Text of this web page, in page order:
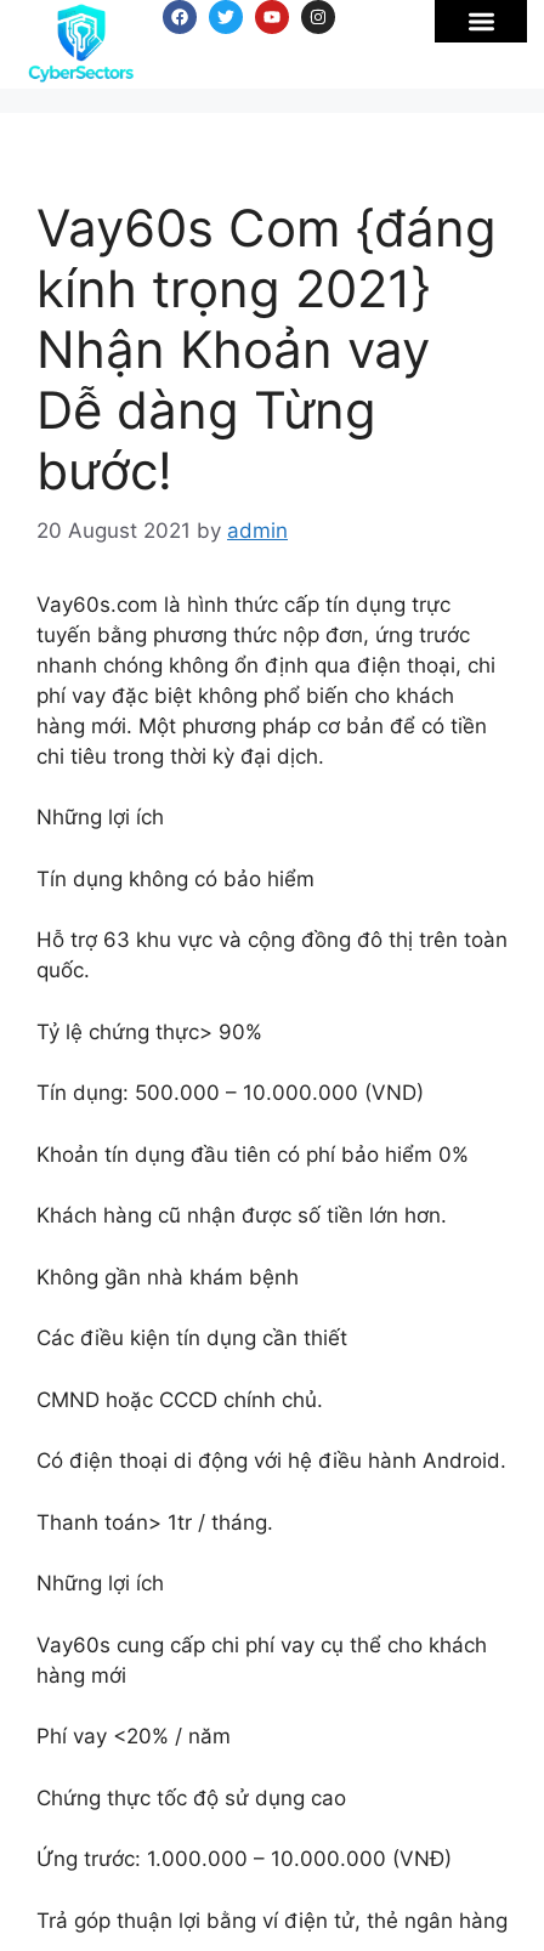
Vay60s Com {đáng
kính trọng 2021}
Nhận Khoản vay
Dễ dàng Từng
bước!
20 August 2021 by admin
Vay60s.com là hình thức cấp tín dụng trực
tuyến bằng phương thức nộp đơn, ứng trước
nhanh chóng không ổn định qua điện thoại, chi
phí vay đặc biệt không phổ biến cho khách
hàng mới. Một phương pháp cơ bản để có tiền
chi tiêu trong thời kỳ đại dịch.
Những lợi ích
Tín dụng không có bảo hiểm
Hỗ trợ 63 khu vực và cộng đồng đô thị trên toàn
quốc.
Tỷ lệ chứng thực> 90%
Tín dụng: 500.000 – 10.000.000 (VND)
Khoản tín dụng đầu tiên có phí bảo hiểm 0%
Khách hàng cũ nhận được số tiền lớn hơn.
Không gần nhà khám bệnh
Các điều kiện tín dụng cần thiết
CMND hoặc CCCD chính chủ.
Có điện thoại di động với hệ điều hành Android.
Thanh toán> 1tr / tháng.
Những lợi ích
Vay60s cung cấp chi phí vay cụ thể cho khách
hàng mới
Phí vay <20% / năm
Chứng thực tốc độ sử dụng cao
Ứng trước: 1.000.000 – 10.000.000 (VNĐ)
Trả góp thuận lợi bằng ví điện tử, thẻ ngân hàng